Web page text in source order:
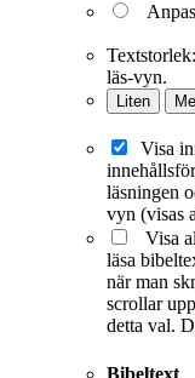
Textstorlek:
läs-vyn.
Liten
Visa
läsningen
vyn (visas
Visa
läsa
när man
scrollar
detta val.
Bibeltext